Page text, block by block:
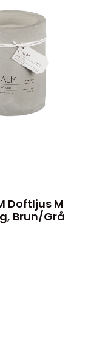
Doftljus M
Brun/grå